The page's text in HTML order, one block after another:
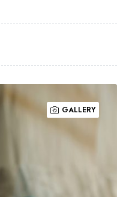
GALLERY